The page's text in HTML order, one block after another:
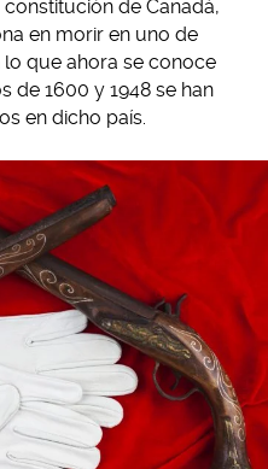
de Canadá,
en morir en uno de
lo que ahora se conoce
de 1600 y 1948 se han
en dicho país.